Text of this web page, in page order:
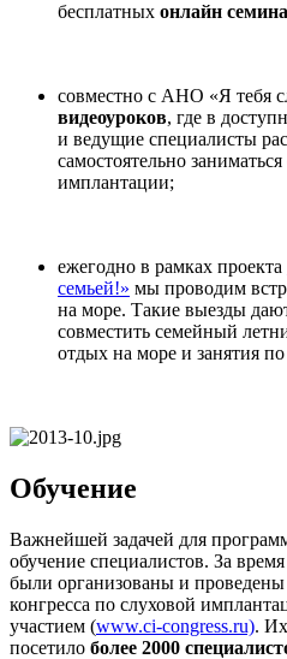
бесплатных онлайн
совместно с АНО «Я тебя
видеоуроков, где в
и ведущие специалисты
самостоятельно
имплантации;
ежегодно в рамках проекта
семьей!» мы проводим
на море. Такие выезды
совместить семейный
отдых на море и занятия
Обучение
Важнейшей задачей для
обучение специалистов. За
были организованы и
конгресса по слуховой
участием (www.ci-congress.ru).
посетило более 2000